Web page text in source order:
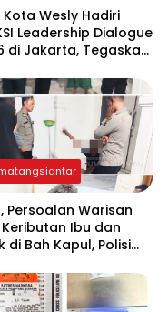
Kota Wesly Hadiri
Leadership Dialogue
di Jakarta, Tegaskan
Pematangsiantar
Persoalan Warisan
Keributan Ibu dan
di Bah Kapul, Polisi